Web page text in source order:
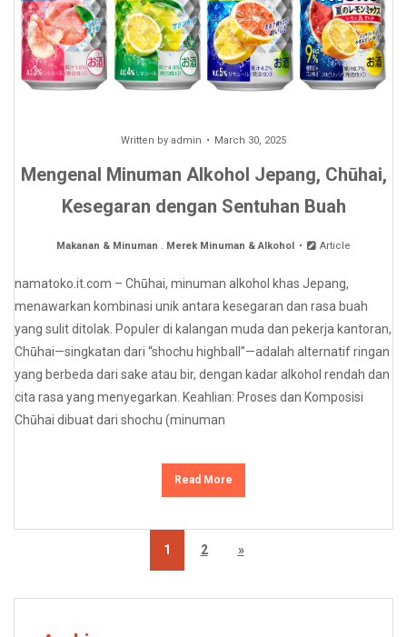
Written by admin March 30, 2025
Mengenal Minuman Alkohol Jepang, Chūhai,
Kesegaran dengan Sentuhan Buah
Makanan & Minuman . Merek Minuman & Alkohol Article
namatoko.it.com – Chūhai, minuman alkohol khas Jepang,
menawarkan kombinasi unik antara kesegaran dan rasa buah
yang sulit ditolak. Populer di kalangan muda dan pekerja kantoran,
Chūhai—singkatan dari “shochu highball”—adalah alternatif ringan
yang berbeda dari sake atau bir, dengan kadar alkohol rendah dan
cita rasa yang menyegarkan. Keahlian: Proses dan Komposisi
Chūhai dibuat dari shochu (minuman
Read More
1 2 »